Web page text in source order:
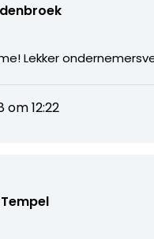
Lekker
om 12:22